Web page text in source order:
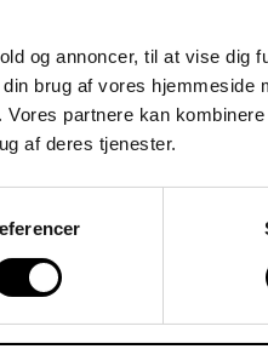
og annoncer, til at vise dig
brug af vores hjemmeside
partnere kan
af deres tjenester.